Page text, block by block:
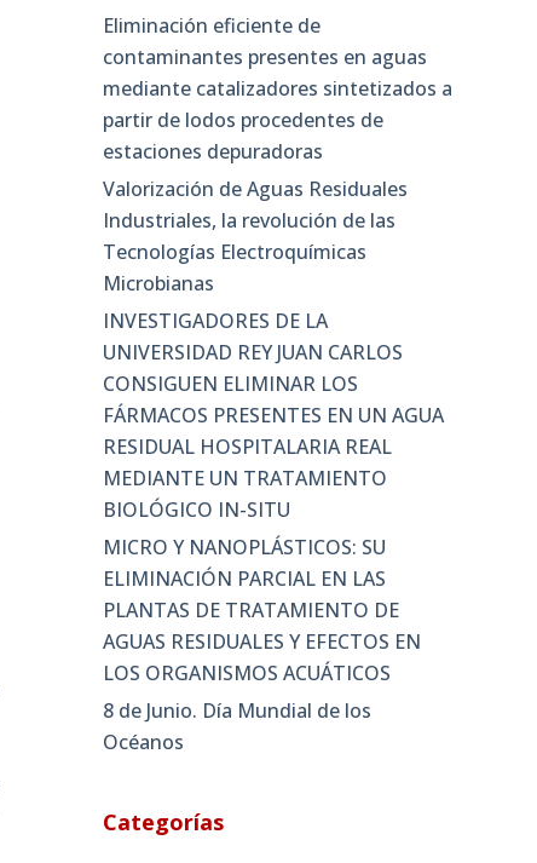
Eliminación eficiente de
contaminantes presentes en aguas
mediante catalizadores sintetizados a
partir de lodos procedentes de
estaciones depuradoras
Valorización de Aguas Residuales
Industriales, la revolución de las
Tecnologías Electroquímicas
Microbianas
INVESTIGADORES DE LA
UNIVERSIDAD REY JUAN CARLOS
CONSIGUEN ELIMINAR LOS
FÁRMACOS PRESENTES EN UN AGUA
RESIDUAL HOSPITALARIA REAL
MEDIANTE UN TRATAMIENTO
BIOLÓGICO IN-SITU
MICRO Y NANOPLÁSTICOS: SU
ELIMINACIÓN PARCIAL EN LAS
PLANTAS DE TRATAMIENTO DE
AGUAS RESIDUALES Y EFECTOS EN
LOS ORGANISMOS ACUÁTICOS
8 de Junio. Día Mundial de los
Océanos
Categorías